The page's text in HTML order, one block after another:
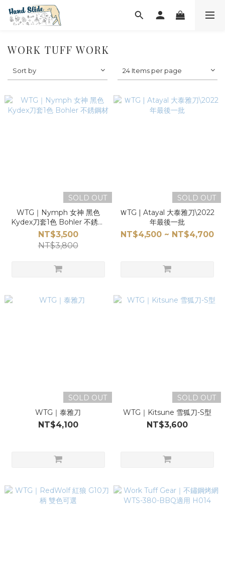
WORK TUFF WORK
Sort by 24 Items per page
SOLD OUT
WTG｜Nymph 女神 黑色
Kydex刀套1色 Bohler 不銹鋼
材
NT$3,500
NT$3,800
SOLD OUT
ＷTG | Atayal 大泰雅刀\2022
年最後一批
NT$4,500 ~ NT$4,700
SOLD OUT
WTG｜泰雅刀
NT$4,100
SOLD OUT
WTG｜Kitsune 雪狐刀-S型
NT$3,600